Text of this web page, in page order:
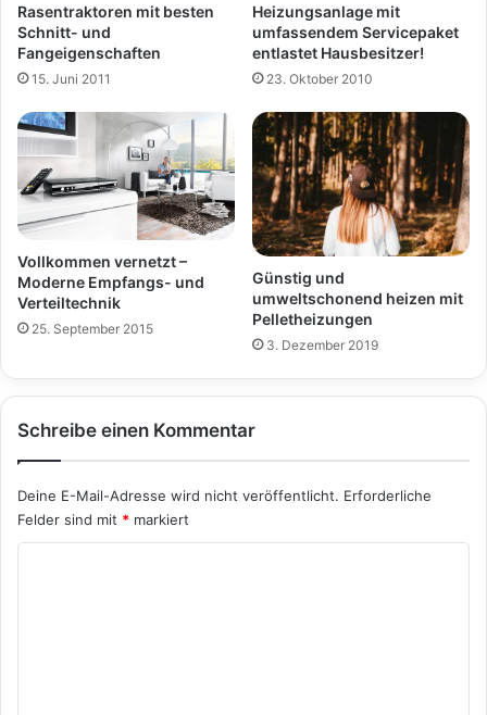
Rasentraktoren mit besten
Schnitt- und
Fangeigenschaften
15. Juni 2011
Heizungsanlage mit
umfassendem Servicepaket
entlastet Hausbesitzer!
23. Oktober 2010
Vollkommen vernetzt –
Moderne Empfangs- und
Verteiltechnik
25. September 2015
Günstig und
umweltschonend heizen mit
Pelletheizungen
3. Dezember 2019
Schreibe einen Kommentar
Deine E-Mail-Adresse wird nicht veröffentlicht. Erforderliche
Felder sind mit * markiert